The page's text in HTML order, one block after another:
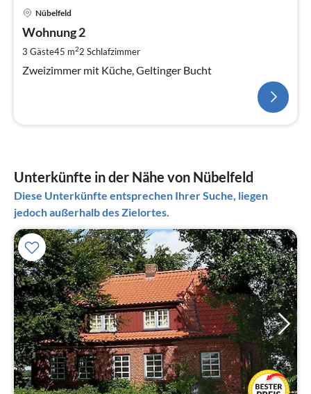
Nübelfeld
Wohnung 2
3 Gäste45 m22 Schlafzimmer
Zweizimmer mit Küche, Geltinger Bucht
Unterkünfte in der Nähe von Nübelfeld
Diese Unterkünfte entsprechen Ihrer Suche, liegen
jedoch außerhalb des Zielortes.